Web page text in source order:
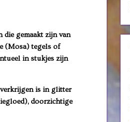
die gemaakt zijn van
(Mosa) tegels of
in stukjes zijn
is in glitter
doorzichtige
erin.